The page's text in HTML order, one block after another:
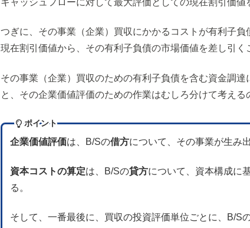
つぎに、その事業（企業）買収にかかるコストが有利子
現在割引価値から、その有利子負債の市場価値を差し引
その事業（企業）買収のための有利子負債を含む資金調
と、その企業価値評価のための作業はむしろ分けて考える
ポイント
企業価値評価は、B/Sの借方について、その事業が生み
資本コストの算定は、B/Sの貸方について、資本構成に
る。
そして、一番最後に、買収の投資評価単位ごとに、B/S